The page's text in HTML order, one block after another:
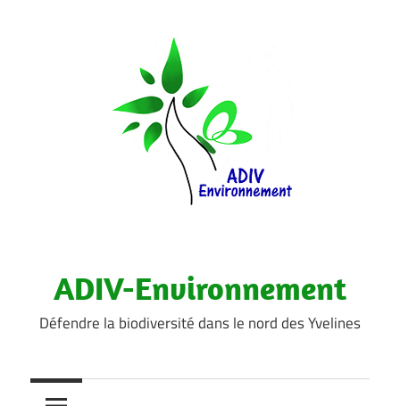
ADIV-Environnement
Défendre la biodiversité dans le nord des Yvelines